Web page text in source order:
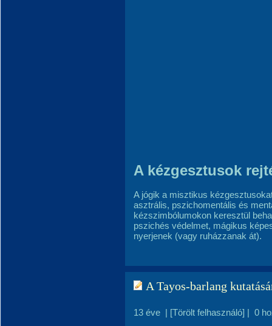
A kézgesztusok
A jógik a misztikus
asztrális, pszichomentális és
kézszimbólumokon keresztül
pszichés védelmet, mágikus
nyerjenek (vagy ruházzanak át).
A Tayos-barlang
13 éve | [Törölt felhasználó] | 0